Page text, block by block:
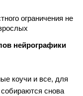
ограничения не
нейрографики
коучи и все, для
снова